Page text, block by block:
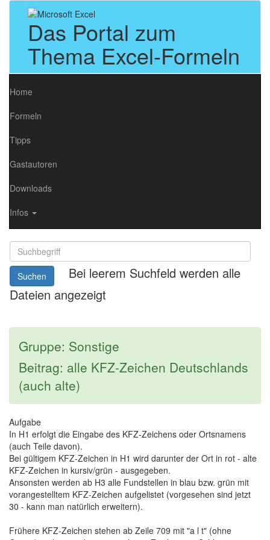
Das Portal zum
Thema Excel-Formeln
Home
Formeln
Tipps
Gastautoren
Downloads
Infos
Suchen
Bei leerem Suchfeld werden alle
Dateien angezeigt
Gruppe: Sonstige
Beitrag: alle KFZ-Zeichen Deutschlands
(auch alte)
Aufgabe
In H1 erfolgt die Eingabe des KFZ-Zeichens oder Ortsnamens
(auch Teile davon).
Bei gültigem KFZ-Zeichen in H1 wird darunter der Ort in rot - alte
KFZ-Zeichen in kursiv/grün - ausgegeben.
Ansonsten werden ab H3 alle Fundstellen in blau bzw. grün mit
vorangestelltem KFZ-Zeichen aufgelistet (vorgesehen sind jetzt
30 - kann man natürlich erweitern).
Frühere KFZ-Zeichen stehen ab Zeile 709 mit "a l t" (ohne